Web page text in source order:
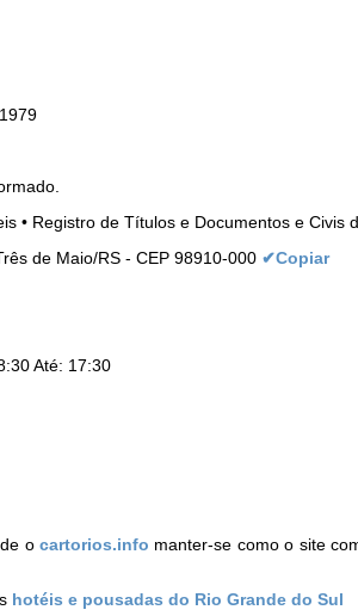
• Registro de Títulos e Documentos e Civis
de Maio/RS - CEP 98910-000 ✔Copiar
Até: 17:30
ocartorios.info manter-se como o site
hotéis e pousadas do Rio Grande do Sul